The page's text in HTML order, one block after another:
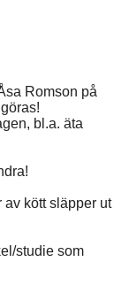
Romson på
bl.a. äta
av kött släpper ut
studie som